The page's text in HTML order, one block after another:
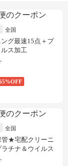
全国
グ最速15点＋プ
ス加工
%OFF
全国
管★宅配クリーニ
チナ＆ウイルス